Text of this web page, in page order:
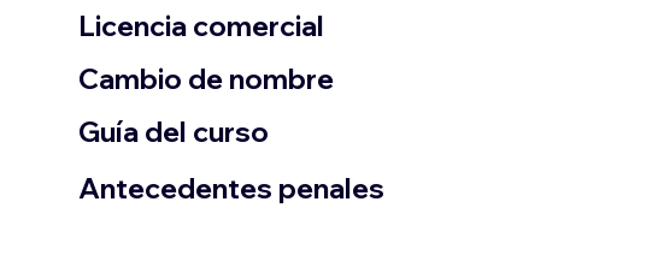
​Licencia comercial
Cambio de nombre
Guía del curso
Antecedentes penales